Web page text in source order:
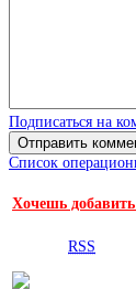
Подписаться на
Список
Хочешь
RSS